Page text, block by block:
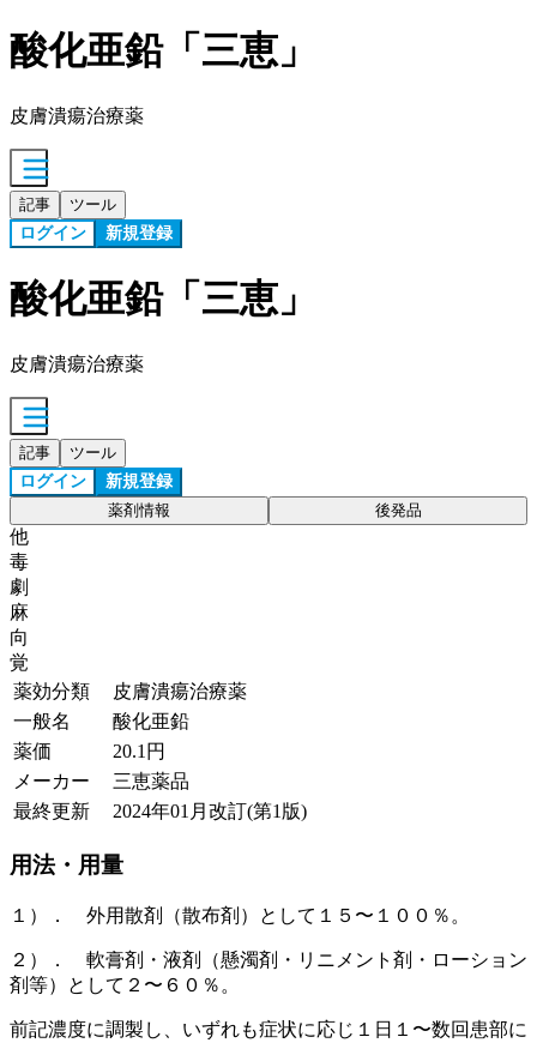
酸化亜鉛「三恵」
皮膚潰瘍治療薬
記事 ツール
ログイン 新規登録
酸化亜鉛「三恵」
皮膚潰瘍治療薬
記事 ツール
ログイン 新規登録
薬剤情報 後発品
他
毒
劇
麻
向
覚
薬効分類
皮膚潰瘍治療薬
一般名
酸化亜鉛
薬価
20.1 円
メーカー
三恵薬品
最終更新
2024年01月改訂(第1版)
用法・用量
１）． 外用散剤（散布剤）として１５〜１００％。
２）． 軟膏剤・液剤（懸濁剤・リニメント剤・ローション
剤等）として２〜６０％。
前記濃度に調製し、いずれも症状に応じ１日１〜数回患部に